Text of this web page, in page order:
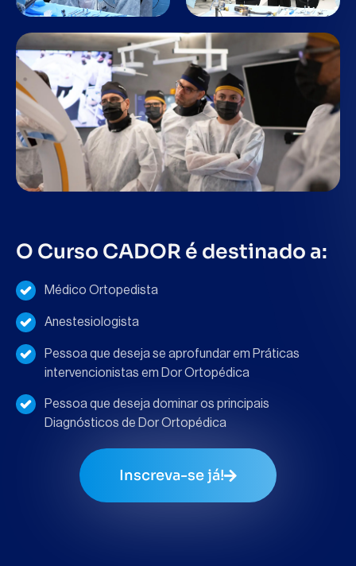
O Curso CADOR é destinado a:
Médico Ortopedista
Anestesiologista
Pessoa que deseja se aprofundar em Práticas
intervencionistas em Dor Ortopédica
Pessoa que deseja dominar os principais
Diagnósticos de Dor Ortopédica
Inscreva-se já!